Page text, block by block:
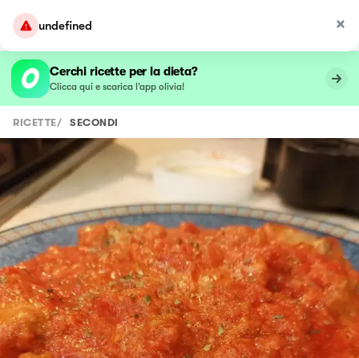
undefined
Cerchi ricette per la dieta?
Clicca qui e scarica l’app olivia!
RICETTE/ SECONDI